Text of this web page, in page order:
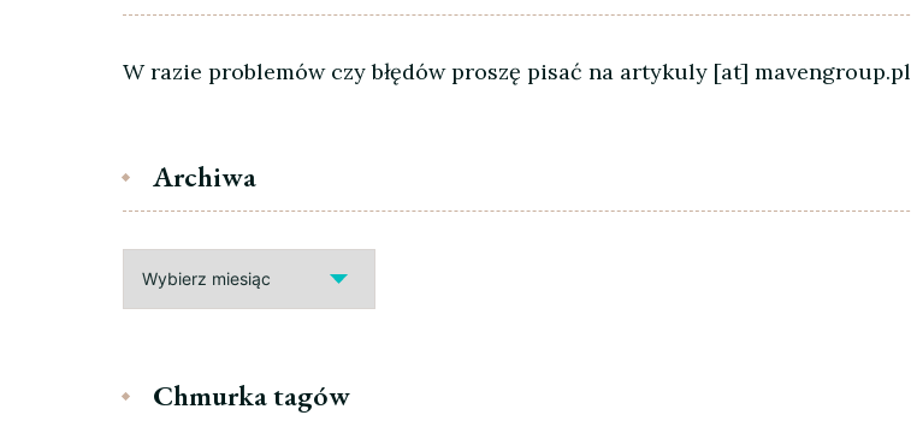
W razie problemów czy błędów proszę pisać na artykuly [at] mavengroup.pl
Archiwa
Chmurka tagów